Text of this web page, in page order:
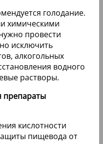
голодание.
химическими
провести
исключить
алкогольных
водного
растворы.
препараты
кислотности
пищевода от